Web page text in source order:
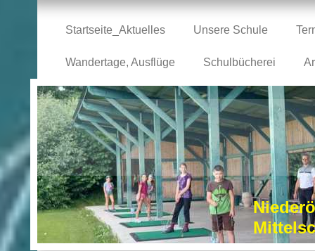
Startseite_Aktuelles Unsere Schule
Wandertage, Ausflüge Schulbücherei